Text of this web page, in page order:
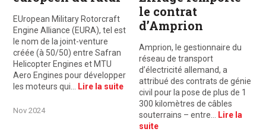
EUropean Military Rotorcraft
Engine Alliance (EURA), tel est
le nom de la joint-venture
créée (à 50/50) entre Safran
Helicopter Engines et MTU
Aero Engines pour développer
les moteurs qui…
Lire la suite
Nov 2024
le contrat
d’Amprion
Amprion, le gestionnaire du
réseau de transport
d’électricité allemand, a
attribué des contrats de génie
civil pour la pose de plus de 1
300 kilomètres de câbles
souterrains – entre…
Lire la
suite